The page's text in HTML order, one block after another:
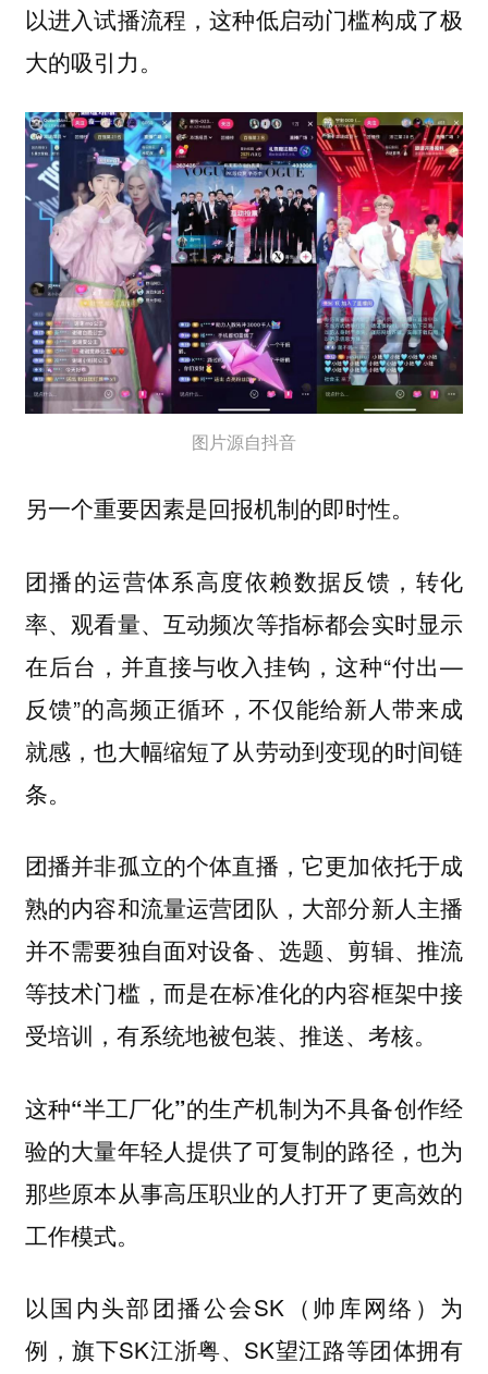
以进入试播流程，这种低启动门槛构成了极
大的吸引力。
图片源自抖音
另一个重要因素是回报机制的即时性。
团播的运营体系高度依赖数据反馈，转化
率、观看量、互动频次等指标都会实时显示
在后台，并直接与收入挂钩，这种“付出—
反馈”的高频正循环，不仅能给新人带来成
就感，也大幅缩短了从劳动到变现的时间链
条。
团播并非孤立的个体直播，它更加依托于成
熟的内容和流量运营团队 ，大部分新人主播
并不需要独自面对设备、选题、剪辑、推流
等技术门槛，而是在标准化的内容框架中接
受培训，有系统地被包装、推送、考核。
这种“半工厂化”的生产机制为不具备创作经
验的大量年轻人提供了可复制的路径，也为
那些原本从事高压职业的人打开了更高效的
工作模式。
以国内头部团播公会SK（帅库网络）为
例，旗下SK江浙粤、SK望江路等团体拥有